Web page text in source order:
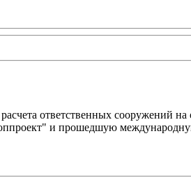
ответственных сооружений
и прошедшую